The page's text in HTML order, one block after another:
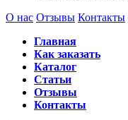
О нас Отзывы Контакты
Главная
Как заказать
Каталог
Статьи
Отзывы
Контакты